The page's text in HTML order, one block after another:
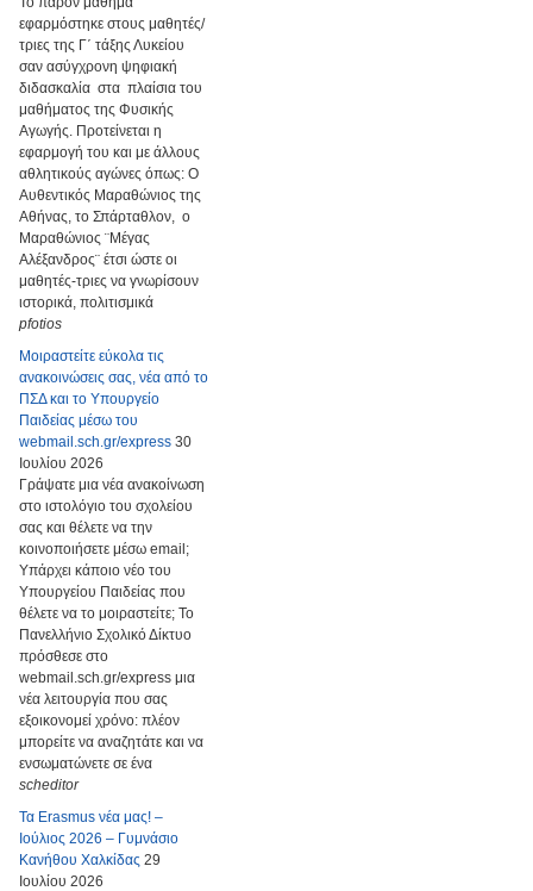
εφαρμόστηκε στους μαθητές/
τριες της Γ΄ τάξης Λυκείου
σαν ασύγχρονη ψηφιακή
διδασκαλία στα πλαίσια του
μαθήματος της Φυσικής
Αγωγής. Προτείνεται η
εφαρμογή του και με άλλους
αθλητικούς αγώνες όπως: Ο
Αυθεντικός Μαραθώνιος της
Αθήνας, το Σπάρταθλον, ο
Μαραθώνιος ¨Μέγας
Αλέξανδρος¨ έτσι ώστε οι
μαθητές-τριες να γνωρίσουν
ιστορικά, πολιτισμικά
pfotios
Μοιραστείτε εύκολα τις
ανακοινώσεις σας, νέα από το
ΠΣΔ και το Υπουργείο
Παιδείας μέσω του
webmail.sch.gr/express 30
Ιουλίου 2026
Γράψατε μια νέα ανακοίνωση
στο ιστολόγιο του σχολείου
σας και θέλετε να την
κοινοποιήσετε μέσω email;
Υπάρχει κάποιο νέο του
Υπουργείου Παιδείας που
θέλετε να το μοιραστείτε; Το
Πανελλήνιο Σχολικό Δίκτυο
πρόσθεσε στο
webmail.sch.gr/express μια
νέα λειτουργία που σας
εξοικονομεί χρόνο: πλέον
μπορείτε να αναζητάτε και να
ενσωματώνετε σε ένα
scheditor
Τα Erasmus νέα μας! –
Ιούλιος 2026 – Γυμνάσιο
Κανήθου Χαλκίδας 29
Ιουλίου 2026